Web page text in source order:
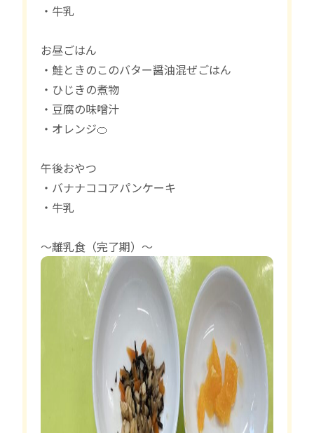
・牛乳
お昼ごはん
・鮭ときのこのバター醤油混ぜごはん
・ひじきの煮物
・豆腐の味噌汁
・オレンジ🍊
午後おやつ
・バナナココアパンケーキ
・牛乳
〜離乳食（完了期）〜